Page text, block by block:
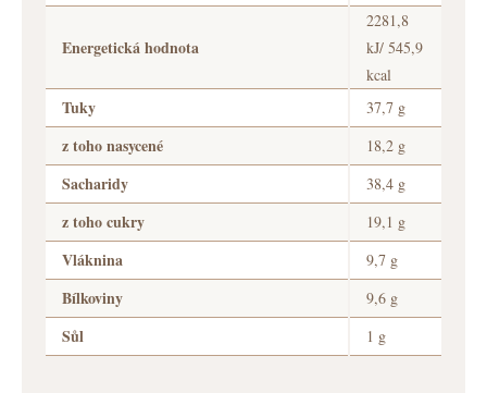
Energetická hodnota
2281,8
kJ/ 545,9
kcal
Tuky 37,7 g
z toho nasycené 18,2 g
Sacharidy 38,4 g
z toho cukry 19,1 g
Vláknina 9,7 g
Bílkoviny 9,6 g
Sůl 1 g